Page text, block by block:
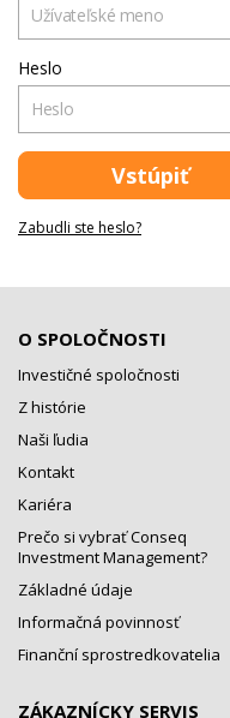
Heslo
Zabudli ste heslo?
O SPOLOČNOSTI
Investičné spoločnosti
Z histórie
Naši ľudia
Kontakt
Kariéra
Prečo si vybrať Conseq
Investment Management?
Základné údaje
Informačná povinnosť
Finanční sprostredkovatelia
ZÁKAZNÍCKY SERVIS